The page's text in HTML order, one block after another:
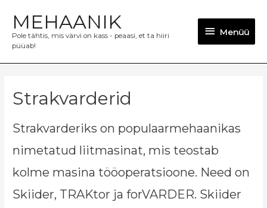
MEHAANIK
Pole tähtis, mis värvi on kass - peaasi, et ta hiiri
püüab!
Menüü
Menüü
Strakvarderid
Strakvarderiks on populaarmehaanikas
nimetatud liitmasinat, mis teostab
kolme masina tööoperatsioone. Need on
Skiider, TRAKtor ja forVARDER. Skiider